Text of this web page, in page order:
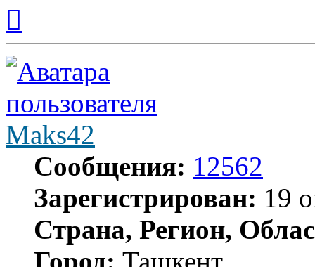
началу
Maks42
Сообщения: 12562
Зарегистрирован: 19
Страна, Регион,
Город: Ташкент